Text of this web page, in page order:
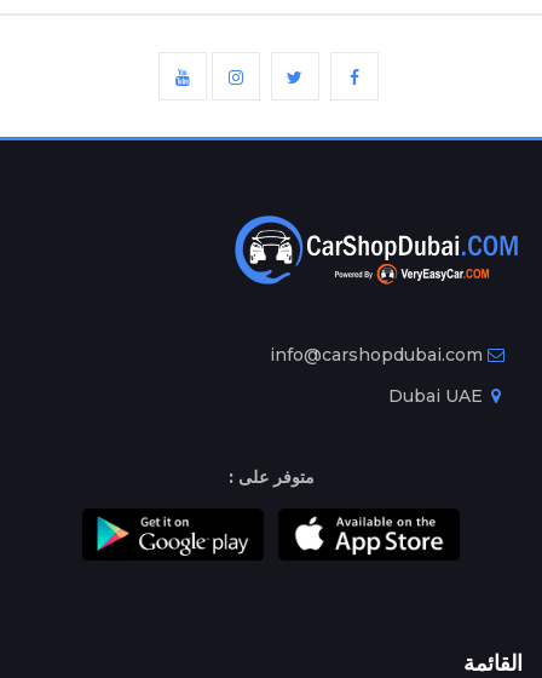
info@carshopdubai.com
متوفر على :
القائمة